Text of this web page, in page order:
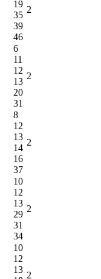
19
35
39
46
2
6
11
12
13
20
31
2
8
12
13
14
16
37
2
10
12
13
29
31
34
2
10
12
13
2